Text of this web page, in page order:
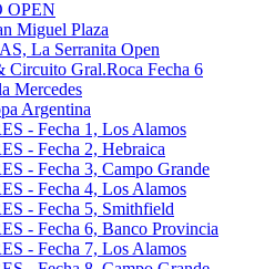
OPEN
Miguel Plaza
La Serranita Open
Gral.Roca Fecha 6
Mercedes
Argentina
- Fecha 1, Los Alamos
- Fecha 2, Hebraica
- Fecha 3, Campo Grande
- Fecha 4, Los Alamos
- Fecha 5, Smithfield
- Fecha 6, Banco Provincia
- Fecha 7, Los Alamos